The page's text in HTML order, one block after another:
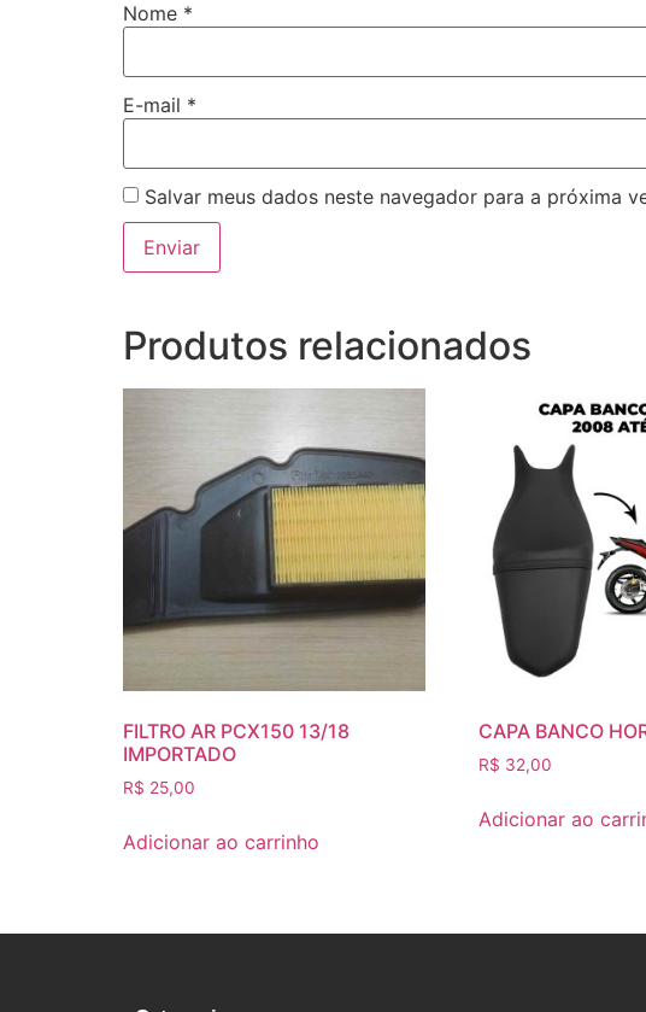
Nome *
E-mail *
Salvar meus dados neste navegador para a próxima
Produtos relacionados
FILTRO AR PCX150 13/18
IMPORTADO
R$ 25,00
Adicionar ao carrinho
CAPA BANCO
R$ 32,00
Adicionar ao